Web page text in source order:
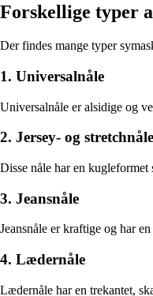
Forskellige typer
Der findes mange typer
1. Universalnåle
Universalnåle er alsidige og
2. Jersey- og stretchnåle
Disse nåle har en
3. Jeansnåle
Jeansnåle er kraftige og har
4. Lædernåle
Lædernåle har en trekantet,